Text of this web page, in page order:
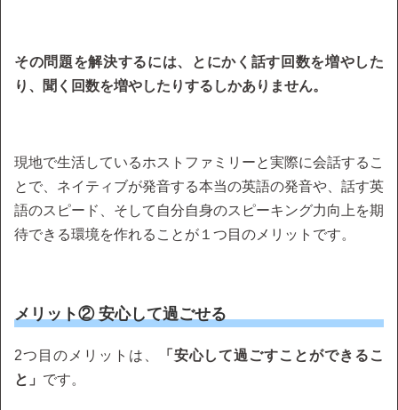
その問題を解決するには、とにかく話す回数を増やした
り、聞く回数を増やしたりするしかありません。
現地で生活しているホストファミリーと実際に会話するこ
とで、ネイティブが発音する本当の英語の発音や、話す英
語のスピード、そして自分自身のスピーキング力向上を期
待できる環境を作れることが１つ目のメリットです。
メリット② 安心して過ごせる
2つ目のメリットは、
「安心して過ごすことができるこ
と」 です。